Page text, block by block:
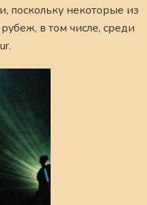
поскольку некоторые из
в том числе, среди